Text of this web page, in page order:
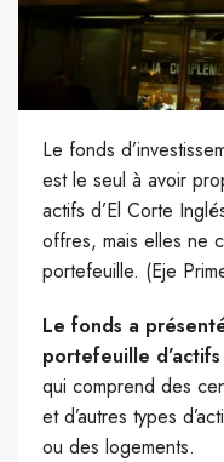
Le fonds
est le seul à avoir
actifs d’El Corte
offres, mais elles ne
portefeuille. (Eje
Le fonds a
portefeuille d’actifs
qui comprend des
et d’autres types
ou des logements.